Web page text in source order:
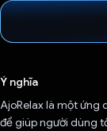
Ý nghĩa
AjoRelax là một ứng
để giúp người dùng